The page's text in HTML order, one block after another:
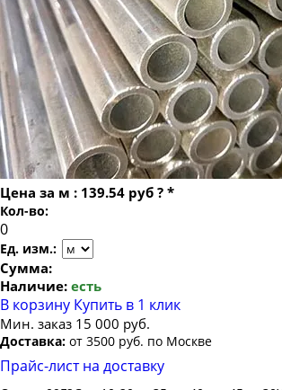
Труба бесшовная 24
Труба бесшовная 25
Труба бесшовная 26
Труба бесшовная 27
Труба бесшовная 28
Труба бесшовная 30
Труба бесшовная 32
Труба бесшовная 34
Труба бесшовная 36
Труба бесшовная 38
Труба бесшовная 40
Труба бесшовная 42
Труба бесшовная 45
Цена за м : 139.54 руб ? *
Кол-во:
Ед. изм.:
Сумма:
Наличие: есть
В корзину Купить в 1 клик
Мин. заказ 15 000 руб.
Доставка: от 3500 руб. по Москве
Прайс-лист на доставку